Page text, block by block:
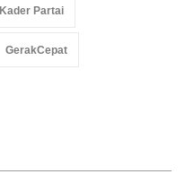
Kader Partai
GerakCepat